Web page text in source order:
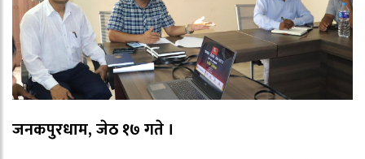
जनकपुरधाम, जेठ १७ गते ।